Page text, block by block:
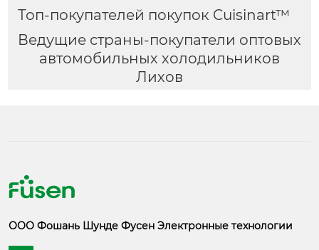
Топ-покупателей покупок Cuisinart™
Ведущие страны-покупатели оптовых
автомобильных холодильников
Лихов
ООО Фошань Шунде Фусен Электронные технологии